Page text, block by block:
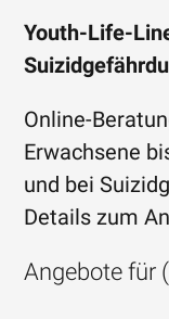
Youth-Life-
Online-
Erwachsene
und bei
Details zum
Angebote für